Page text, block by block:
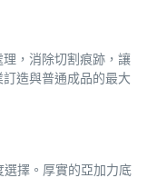
，消除切割痕跡，讓
造與普通成品的最大
選擇。厚實的亞加力底